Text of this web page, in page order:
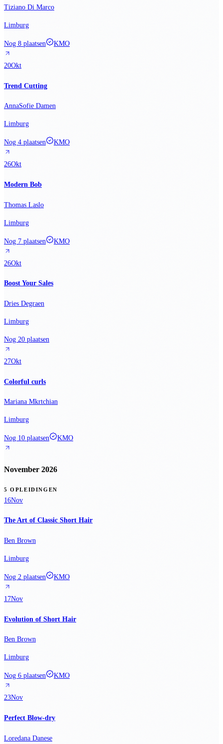
Tiziano Di Marco
Limburg
Nog 8 plaatsen KMO
20Okt
Trend Cutting
AnnaSofie Damen
Limburg
Nog 4 plaatsen KMO
26Okt
Modern Bob
Thomas Laslo
Limburg
Nog 7 plaatsen KMO
26Okt
Boost Your Sales
Dries Degraen
Limburg
Nog 20 plaatsen
27Okt
Colorful curls
Mariana Mkrtchian
Limburg
Nog 10 plaatsen KMO
November 2026
5 OPLEIDINGEN
16Nov
The Art of Classic Short Hair
Ben Brown
Limburg
Nog 2 plaatsen KMO
17Nov
Evolution of Short Hair
Ben Brown
Limburg
Nog 6 plaatsen KMO
23Nov
Perfect Blow-dry
Loredana Danese